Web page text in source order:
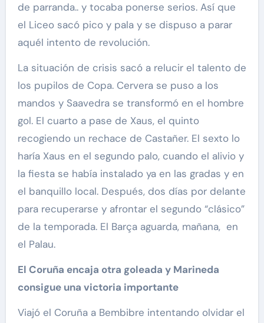
de parranda.. y tocaba ponerse serios. Así que
el Liceo sacó pico y pala y se dispuso a parar
aquél intento de revolución.
La situación de crisis sacó a relucir el talento de
los pupilos de Copa. Cervera se puso a los
mandos y Saavedra se transformó en el hombre
gol. El cuarto a pase de Xaus, el quinto
recogiendo un rechace de Castañer. El sexto lo
haría Xaus en el segundo palo, cuando el alivio y
la fiesta se había instalado ya en las gradas y en
el banquillo local. Después, dos días por delante
para recuperarse y afrontar el segundo “clásico”
de la temporada. El Barça aguarda, mañana, en
el Palau.
El Coruña encaja otra goleada y Marineda
consigue una victoria importante
Viajó el Coruña a Bembibre intentando olvidar el